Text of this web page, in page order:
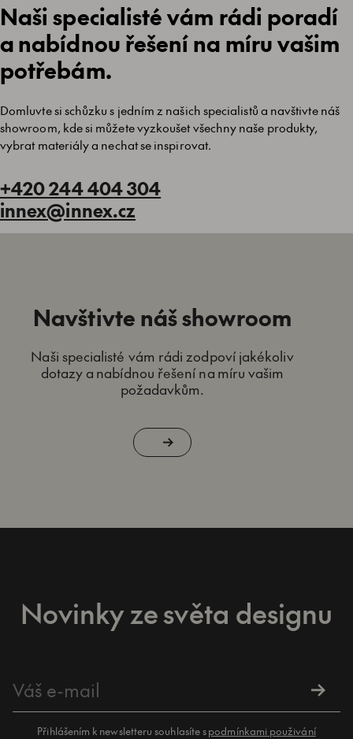
Naši specialisté vám rádi poradí
a nabídnou řešení na míru vašim
potřebám.
Domluvte si schůzku s jedním z našich specialistů a navštivte náš
showroom, kde si můžete vyzkoušet všechny naše produkty,
vybrat materiály a nechat se inspirovat.
+420 244 404 304
innex@innex.cz
Navštivte náš showroom
Naši specialisté vám rádi zodpoví jakékoliv
dotazy a nabídnou řešení na míru vašim
požadavkům.
Novinky ze světa designu
Přihlášením k newsletteru souhlasíte spodmínkami použivání